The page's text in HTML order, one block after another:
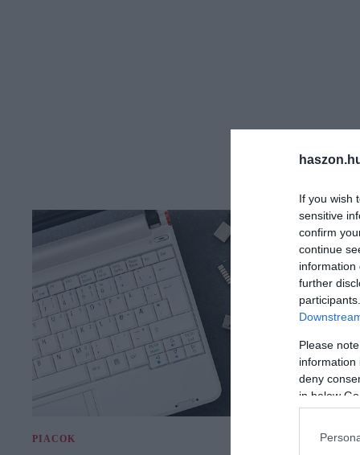
If you wish
sensitive
confirm
continue
information
further
Please
information
deny
in below
PIACOK